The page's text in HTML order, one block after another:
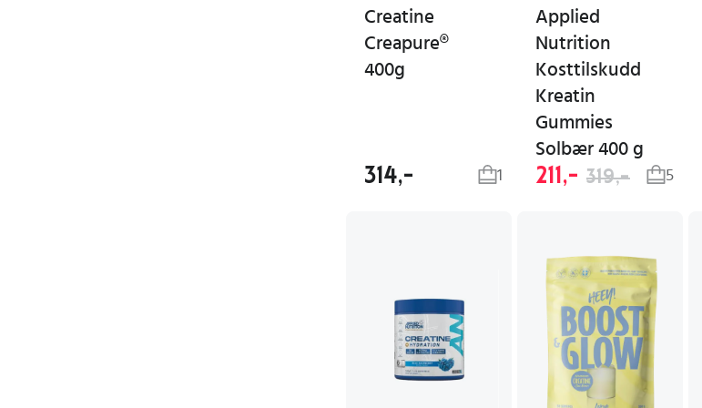
Creatine
Creapure®
400g
314,- 1
Applied
Nutrition
Kosttilskudd
Kreatin
Gummies
Solbær 400 g
211,- 319,- 5